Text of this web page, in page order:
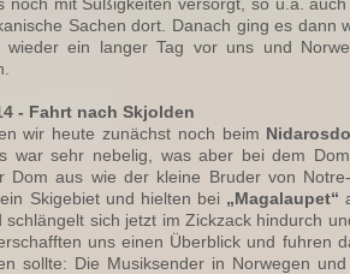
Sachen dort. Danach ging es dann
wieder ein langer Tag vor uns und
- Fahrt nach Skjolden
wir heute zunächst noch beim
war sehr nebelig, was aber bei dem
Dom aus wie der kleine Bruder von
Skigebiet und hielten bei „Magalaupet“
sich jetzt im Zickzack hindurch
uns einen Überblick und fuhren
sollte: Die Musiksender in Norwegen